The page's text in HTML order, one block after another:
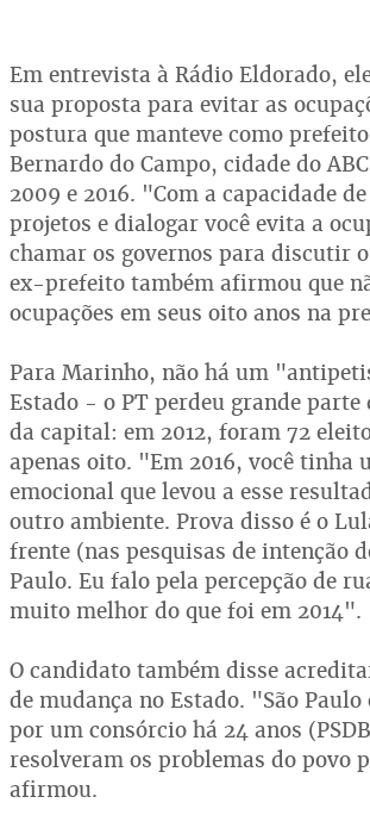
Em entrevista à Rádio Eldorado,
sua proposta para evitar as
postura que manteve como prefeito
Bernardo do Campo, cidade do
2009 e 2016. "Com a capacidade
projetos e dialogar você evita a
chamar os governos para discutir
ex-prefeito também afirmou que
ocupações em seus oito anos na
Para Marinho, não há um
Estado - o PT perdeu grande
da capital: em 2012, foram 72
apenas oito. "Em 2016, você tinha
emocional que levou a esse
outro ambiente. Prova disso é o
frente (nas pesquisas de intenção
Paulo. Eu falo pela percepção de
muito melhor do que foi em 2014".
O candidato também disse
de mudança no Estado. "São Paulo
por um consórcio há 24 anos
resolveram os problemas do povo
afirmou.